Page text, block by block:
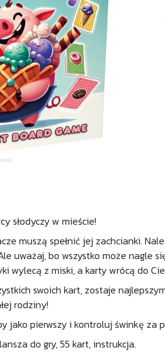
słodyczy w mieście!
muszą spełnić jej zachcianki.
uważaj, bo wszystko może nagle
wylecą z miski, a karty wrócą do
swoich kart, zostaje
rodziny!
jako pierwszy i kontroluj świnkę za
do gry, 55 kart, instrukcja.